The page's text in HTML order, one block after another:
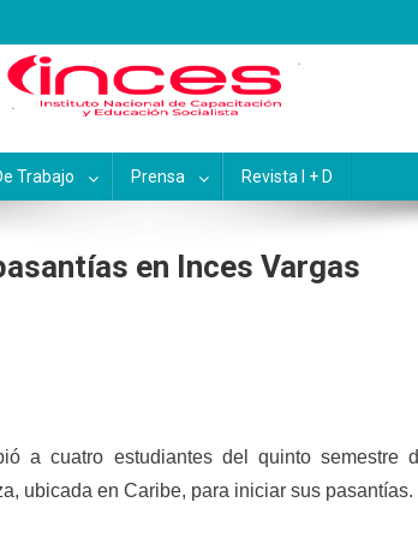
y Educación
Trabajo Prensa Revista I + D
en Inces Vargas
a cuatro estudiantes del quinto semestre
ubicada en Caribe, para iniciar sus pasantías.